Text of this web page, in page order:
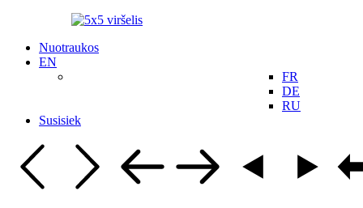
Nuotraukos
EN
FR
DE
RU
Susisiek